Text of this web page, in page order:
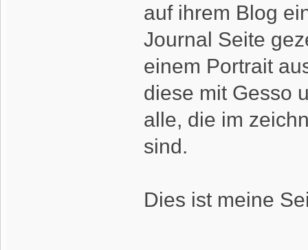
auf ihrem Blog
Journal Seite
einem Portrait
diese mit Gesso
alle, die im
sind.
Dies ist meine